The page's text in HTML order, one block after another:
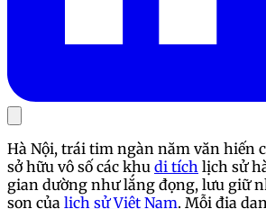
Hà Nội, trái tim ngàn năm văn hiến
sở hữu vô số các khu di tích lịch sử
gian dường như lắng đọng, lưu giữ
son của lịch sử Việt Nam. Mỗi địa